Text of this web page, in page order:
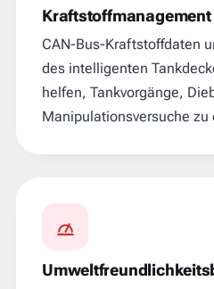
Kraftstoffmanagement
CAN-Bus-Kraftstoffdaten
des intelligenten
helfen, Tankvorgänge,
Manipulationsversuche zu